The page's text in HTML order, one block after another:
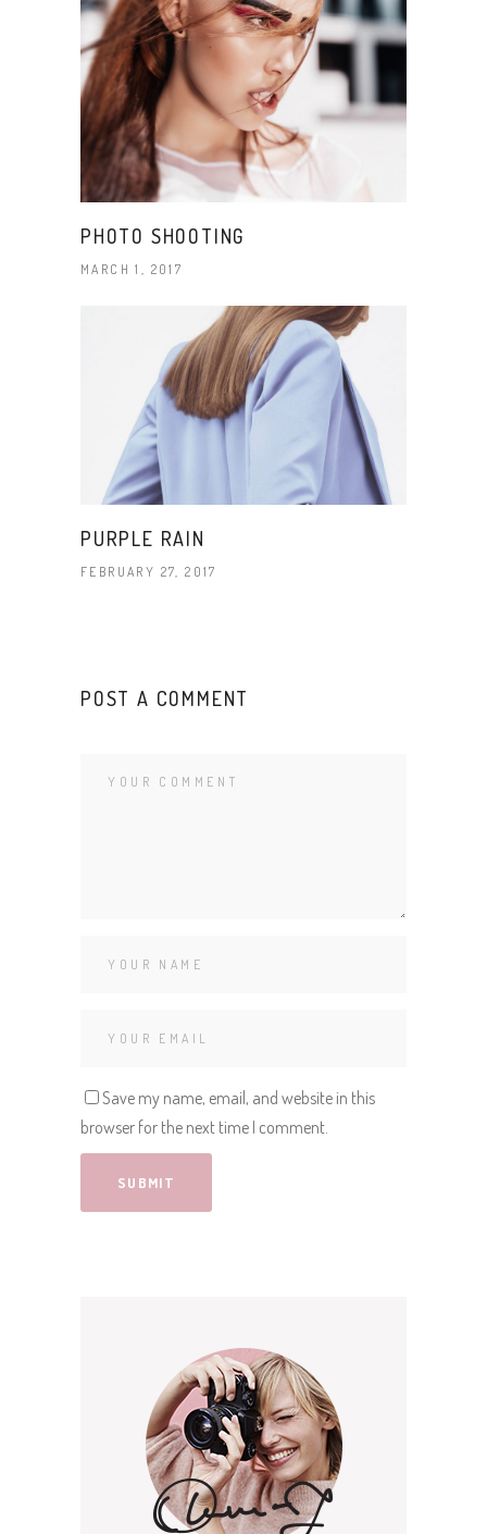
PHOTO SHOOTING
MARCH 1, 2017
PURPLE RAIN
FEBRUARY 27, 2017
POST A COMMENT
Save my name, email, and website in this
browser for the next time I comment.